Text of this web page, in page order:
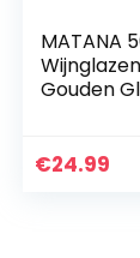
MATANA
Gouden
Kerstmis &
€24.99